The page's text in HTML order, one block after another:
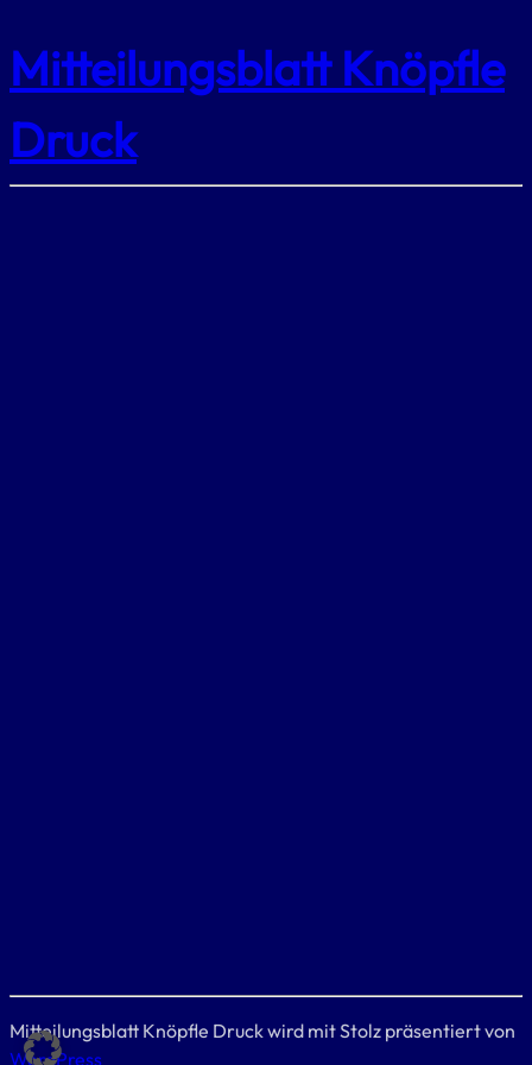
Mitteilungsblatt Knöpfle
Druck
Mitteilungsblatt Knöpfle Druck wird mit Stolz präsentiert von
WordPress